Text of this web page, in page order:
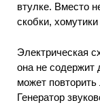
втулке. Вместо
скобки, хомутики
Электрическая
она не содержит
может
Генератор